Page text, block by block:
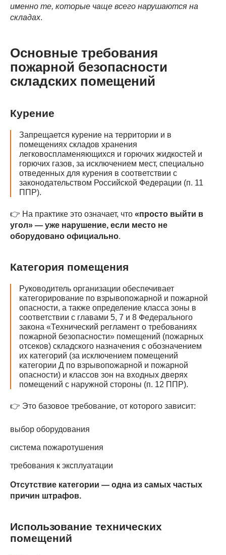
именно те, которые чаще всего нарушаются на
складах.
Основные требования
пожарной безопасности
складских помещений
Курение
Запрещается курение на территории и в
помещениях складов хранения
легковоспламеняющихся и горючих жидкостей и
горючих газов, за исключением мест, специально
отведенных для курения в соответствии с
законодательством Российской Федерации (п. 11
ППР).
👉 На практике это означает, что «просто выйти в
угол» — уже нарушение, если место не
оборудовано официально.
Категория помещения
Руководитель организации обеспечивает
категорирование по взрывопожарной и пожарной
опасности, а также определение класса зоны в
соответствии с главами 5, 7 и 8 Федерального
закона «Технический регламент о требованиях
пожарной безопасности» помещений (пожарных
отсеков) складского назначения с обозначением
их категорий (за исключением помещений
категории Д по взрывопожарной и пожарной
опасности) и классов зон на входных дверях
помещений с наружной стороны (п. 12 ППР).
👉 Это базовое требование, от которого зависит:
выбор оборудования
система пожаротушения
требования к эксплуатации
Отсутствие категории — одна из самых частых
причин штрафов.
Использование технических
помещений